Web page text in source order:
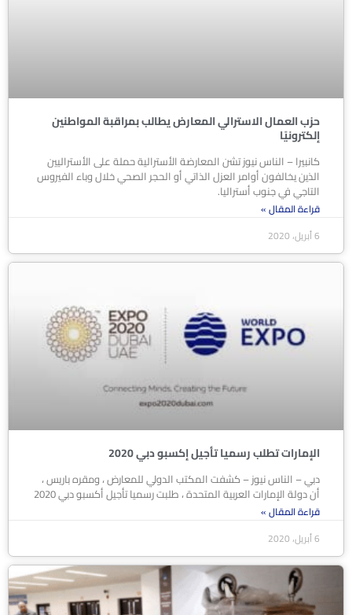
حزب العمال الاسترالي المعارض يطالب بمراقبة المواطنين
إلكترونيًا
كانبيرا – الناس نيوز تشن المعارضة الأسترالية حملة على الأستراليين
الذين يخالفون أوامر العزل الذاتي أو الحجر الصحي خلال وباء الفيروس
التاجي في جنوب أستراليا.
قراءة المقال »
6 أبريل، 2020
الإمارات تطلب رسميا تأجيل إكسبو دبي 2020
دبي – الناس نيوز – كشفت المكتب الدولي للمعارض ، ومقره باريس ،
أن دولة الإمارات العربية المتحدة ، طلبت رسميا تأجيل أكسبو دبي 2020
قراءة المقال »
6 أبريل، 2020